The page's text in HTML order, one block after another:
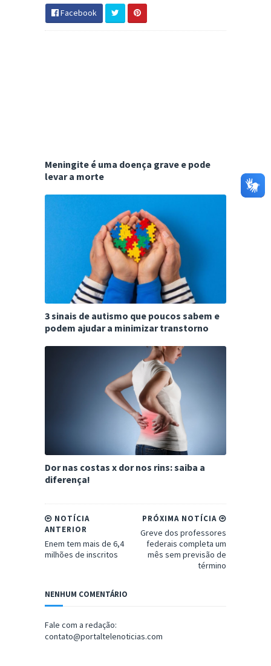
Facebook
Meningite é uma doença grave e pode
levar a morte
3 sinais de autismo que poucos sabem e
podem ajudar a minimizar transtorno
Dor nas costas x dor nos rins: saiba a
diferença!
PRÓXIMA NOTÍCIA
Greve dos professores
federais completa um
mês sem previsão de
término
NOTÍCIA
ANTERIOR
Enem tem mais de 6,4
milhões de inscritos
NENHUM COMENTÁRIO
Fale com a redação:
contato@portaltelenoticias.com